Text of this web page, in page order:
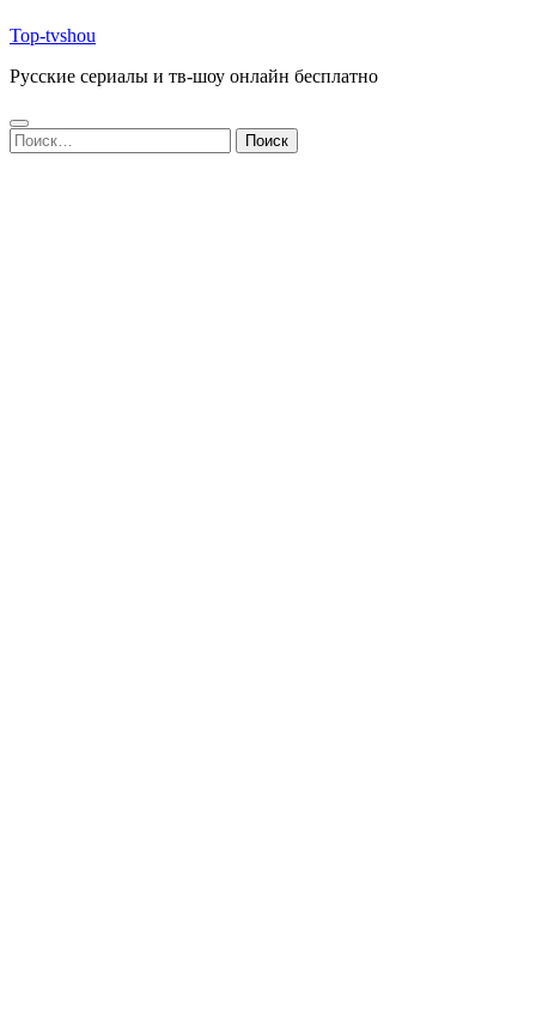
Top-tvshou
Русские сериалы и тв-шоу онлайн бесплатно
Найти: